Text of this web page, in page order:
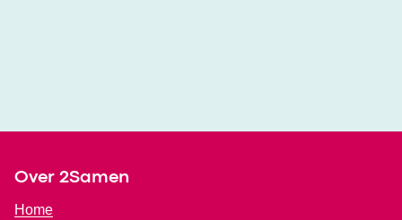
Over 2Samen
Home